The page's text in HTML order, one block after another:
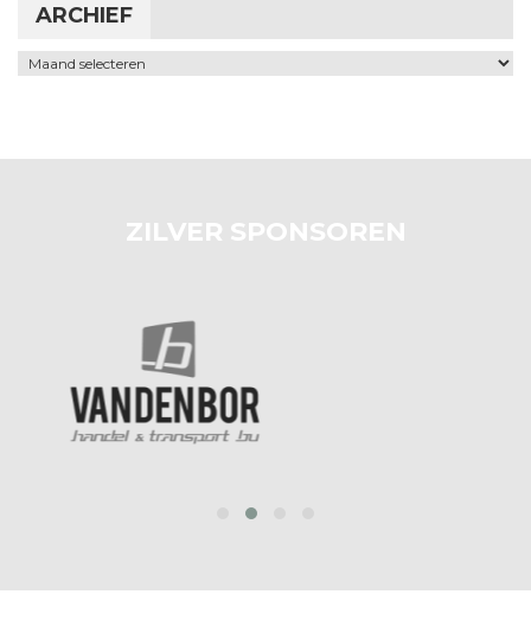
ARCHIEF
Archief
ZILVER SPONSOREN
prev